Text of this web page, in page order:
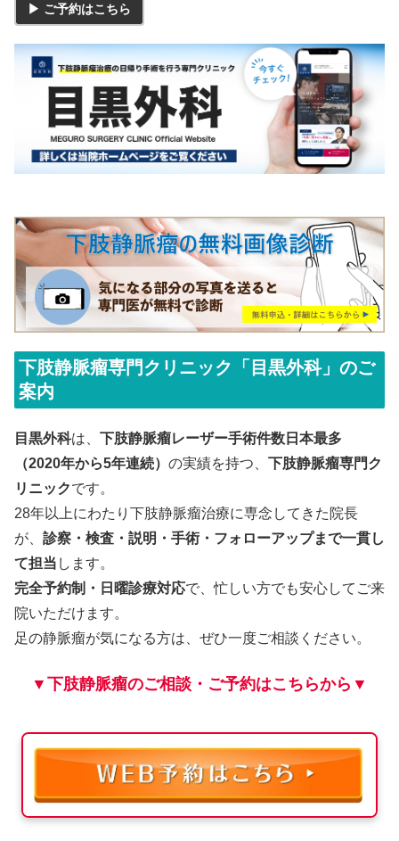
▶ ご予約はこちら
下肢静脈瘤専門クリニック「目黒外科」のご
案内
目黒外科は、 下肢静脈瘤レーザー手術件数日本最多
（2020年から5年連続） の実績を持つ、 下肢静脈瘤専門ク
リニックです。
28年以上にわたり下肢静脈瘤治療に専念してきた院長
が、 診察・検査・説明・手術・フォローアップまで一貫し
て担当 します。
完全予約制・日曜診療対応で、忙しい方でも安心してご来
院いただけます。
足の静脈瘤が気になる方は、ぜひ一度ご相談ください。
▼下肢静脈瘤のご相談・ご予約はこちらから▼